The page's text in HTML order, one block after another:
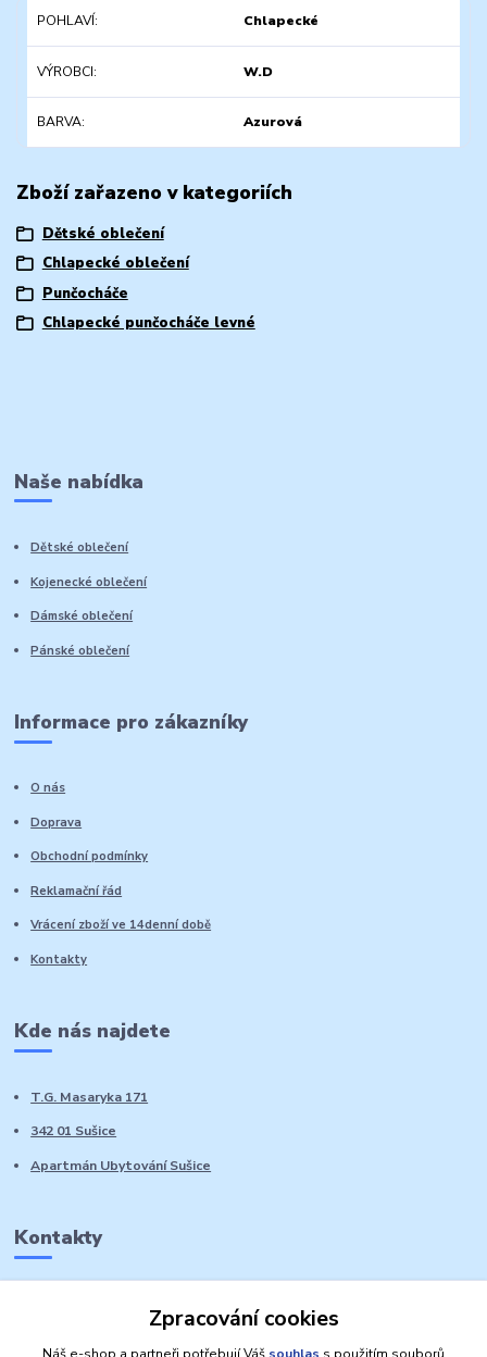
POHLAVÍ Chlapecké
VÝROBCI W.D
BARVA Azurová
Zboží zařazeno v kategoriích
Dětské oblečení
Chlapecké oblečení
Punčocháče
Chlapecké punčocháče levné
Naše nabídka
Dětské oblečení
Kojenecké oblečení
Dámské oblečení
Pánské oblečení
Informace pro zákazníky
O nás
Doprava
Obchodní podmínky
Reklamační řád
Vrácení zboží ve 14denní době
Kontakty
Kde nás najdete
T.G. Masaryka 171
342 01 Sušice
Apartmán Ubytování Sušice
Kontakty
Zpracování cookies
Náš e-shop a partneři potřebují Váš souhlas s použitím souborů